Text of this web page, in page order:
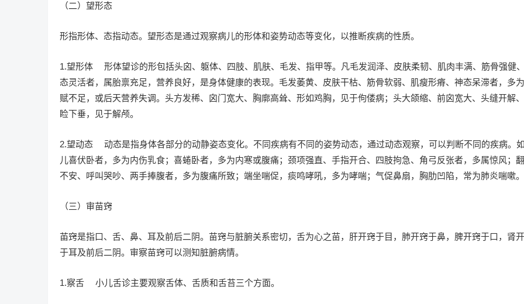
（二）望形态
形指形体、态指动态。望形态是通过观察病儿的形体和姿势动态等变化，以推断疾病的性质。
1.望形体 形体望诊的形包括头囟、躯体、四肢、肌肤、毛发、指甲等。凡毛发润泽、皮肤柔韧、肌肉丰满、筋骨强健
态灵活者，属胎禀充足，营养良好，是身体健康的表现。毛发萎黄、皮肤干枯、筋骨软弱、肌瘦形瘠、神态呆滞者，多
赋不足，或后天营养失调。头方发稀、囟门宽大、胸廓高耸、形如鸡胸，见于佝偻病；头大颌缩、前囟宽大、头缝开解
睑下垂，见于解颅。
2.望动态 动态是指身体各部分的动静姿态变化。不同疾病有不同的姿势动态，通过动态观察，可以判断不同的疾病。
儿喜伏卧者，多为内伤乳食；喜蜷卧者，多为内寒或腹痛；颈项强直、手指开合、四肢拘急、角弓反张者，多属惊风；
不安、呼叫哭吵、两手捧腹者，多为腹痛所致；端坐喘促，痰鸣哮吼，多为哮喘；气促鼻扇，胸肋凹陷，常为肺炎喘嗽。
（三）审苗窍
苖窍是指口、舌、鼻、耳及前后二阴。苗窍与脏腑关系密切，舌为心之苗，肝开窍于目，肺开窍于鼻，脾开窍于口，肾
于耳及前后二阴。审察苗窍可以测知脏腑病情。
1.察舌 小儿舌诊主要观察舌体、舌质和舌苔三个方面。